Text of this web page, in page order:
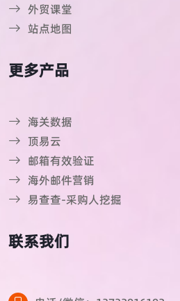
外贸课堂
站点地图
更多产品
海关数据
顶易云
邮箱有效验证
海外邮件营销
易查查-采购人挖掘
联系我们